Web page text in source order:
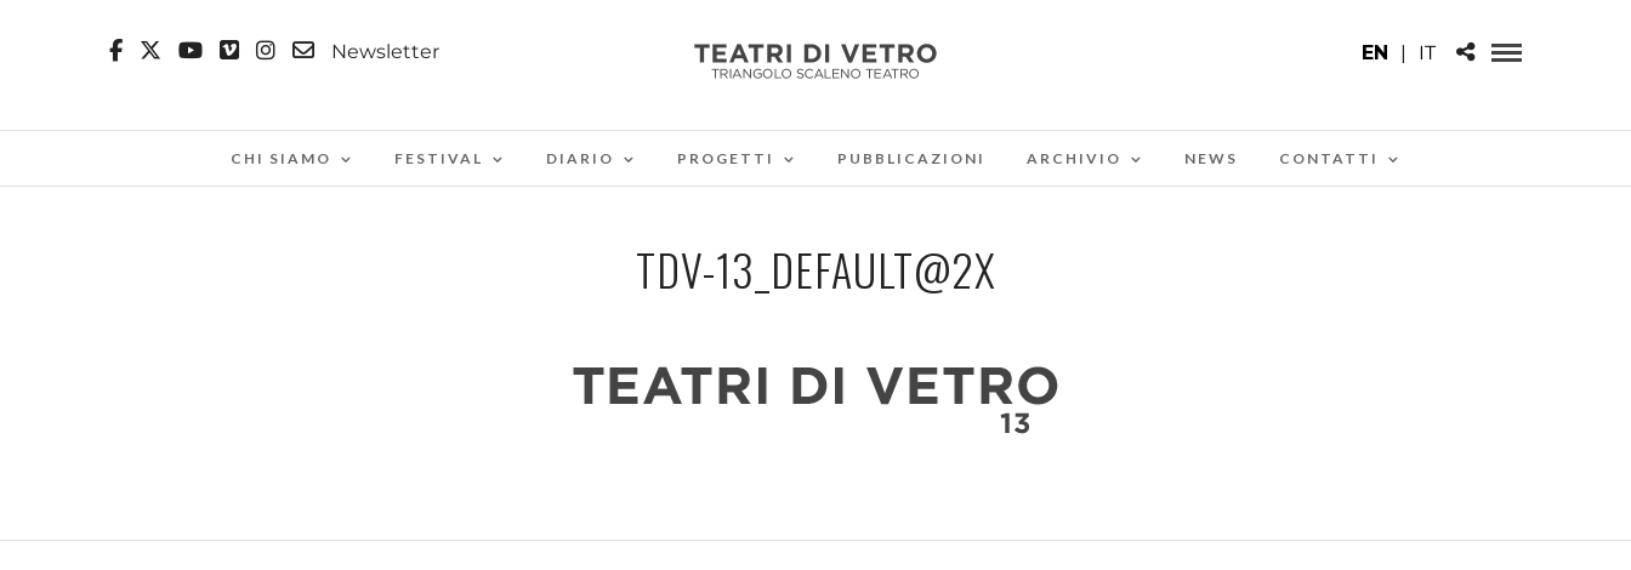
Newsletter EN | IT
CHI SIAMO FESTIVAL DIARIO PROGETTI PUBBLICAZIONI ARCHIVIO NEWS CONTATTI
TDV-13_DEFAULT@2X